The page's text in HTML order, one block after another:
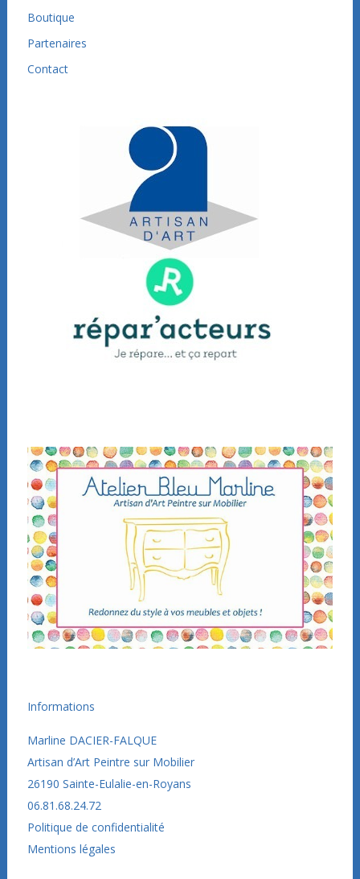
Boutique
Partenaires
Contact
Informations
Marline DACIER-FALQUE
Artisan d’Art Peintre sur Mobilier
26190 Sainte-Eulalie-en-Royans
06.81.68.24.72
Politique de confidentialité
Mentions légales